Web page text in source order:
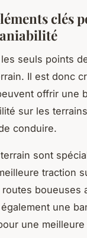
clés
seuls points
Il est donc
offrir une
sur les
conduire.
sont
traction
boueuses
une
une